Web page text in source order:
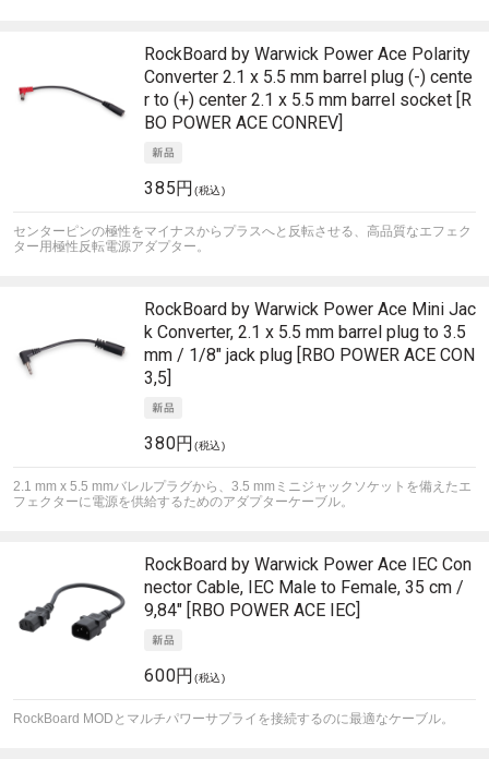
RockBoard by Warwick Power Ace Polarity
Converter 2.1 x 5.5 mm barrel plug (-) cente
r to (+) center 2.1 x 5.5 mm barrel socket [R
BO POWER ACE CONREV]
385円(税込)
センターピンの極性をマイナスからプラスへと反転させる、高品質なエフェク
ター用極性反転電源アダプター。
RockBoard by Warwick Power Ace Mini Jac
k Converter, 2.1 x 5.5 mm barrel plug to 3.5
mm / 1/8" jack plug [RBO POWER ACE CON
3,5]
380円(税込)
2.1 mm x 5.5 mmバレルプラグから、3.5 mmミニジャックソケットを備えたエ
フェクターに電源を供給するためのアダプターケーブル。
RockBoard by Warwick Power Ace IEC Con
nector Cable, IEC Male to Female, 35 cm /
9,84" [RBO POWER ACE IEC]
600円(税込)
RockBoard MODとマルチパワーサプライを接続するのに最適なケーブル。